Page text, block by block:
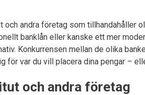
och andra företag som
banklån eller kanske ett mer
Konkurrensen mellan de olika
för var du vill placera dina pengar –
och andra företag